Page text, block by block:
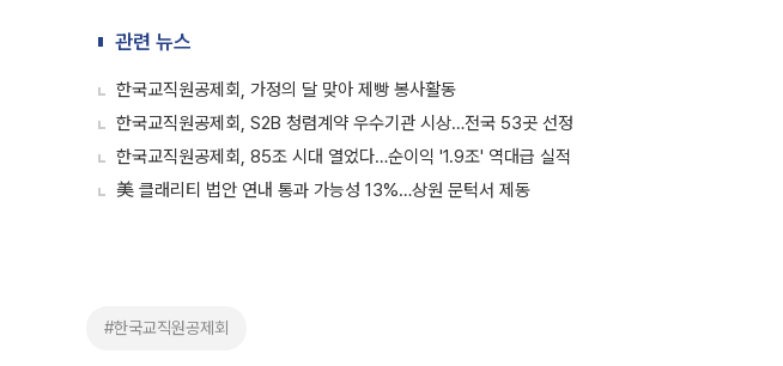
관련 뉴스
한국교직원공제회, 가정의 달 맞아 제빵 봉사활동
한국교직원공제회, S2B 청렴계약 우수기관 시상…전국 53곳 선정
한국교직원공제회, 85조 시대 열었다…순이익 '1.9조' 역대급 실적
美 클래리티 법안 연내 통과 가능성 13%…상원 문턱서 제동
#한국교직원공제회